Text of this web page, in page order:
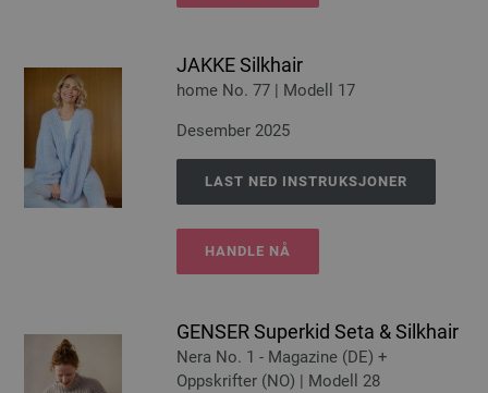
JAKKE Silkhair
home No. 77 | Modell 17
Desember 2025
LAST NED INSTRUKSJONER
HANDLE NÅ
GENSER Superkid Seta & Silkhair
Nera No. 1 - Magazine (DE) +
Oppskrifter (NO) | Modell 28